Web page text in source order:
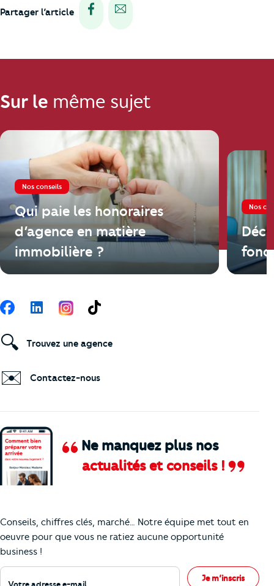
Partager l’article
Partager via facebook
Partager via e-mail
Sur le même sujet
Nos conseils
Qui paie les honoraires
d’agence en matière
immobilière ?
Nos
Ne manquez plus nos
actualités et conseils !
Conseils, chiffres clés, marché… Notre équipe met tout en
oeuvre pour que vous ne ratiez aucune opportunité
business !
Votre adresse e-mail
Je m’inscris
Suivez-nous
FacebookLinkedIn TikTok
🔍 Trouvez une agence
✉️ Contactez-nous